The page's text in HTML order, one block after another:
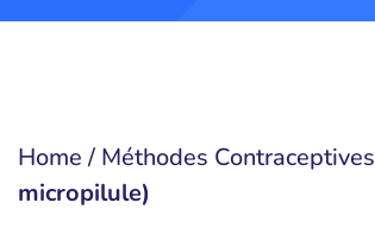
Home/ Méthodes Contraceptives
micropilule)